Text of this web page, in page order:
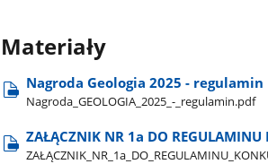
Materiały
Nagroda Geologia 2025 - regulamin
Nagroda​_GEOLOGIA​_2025​_-​_regulamin.pdf
ZAŁĄCZNIK NR 1a DO REGULAMINU